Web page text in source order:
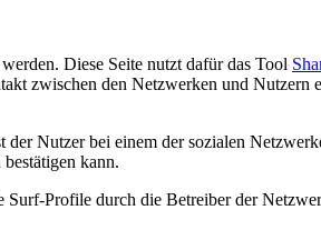
Diese Seite nutzt dafür das Tool
zwischen den Netzwerken und Nutzern
Nutzer bei einem der sozialen
kann.
Profile durch die Betreiber der